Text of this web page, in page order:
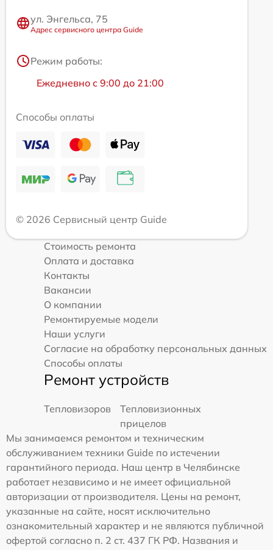
ул. Энгельса, 75
Адрес сервисного центра Guide
Режим работы:
Ежедневно с 9:00 до 21:00
Способы оплаты
© 2026 Сервисный центр Guide
Стоимость ремонта
Оплата и доставка
Контакты
Вакансии
О компании
Ремонтируемые модели
Наши услуги
Согласие на обработку персональных данных
Способы оплаты
Ремонт устройств
Тепловизоров
Тепловизионных
прицелов
Мы занимаемся ремонтом и техническим
обслуживанием техники Guide по истечении
гарантийного периода. Наш центр в Челябинске
работает независимо и не имеет официальной
авторизации от производителя. Цены на ремонт,
указанные на сайте, носят исключительно
ознакомительный характер и не являются публичной
офертой согласно п. 2 ст. 437 ГК РФ. Названия и